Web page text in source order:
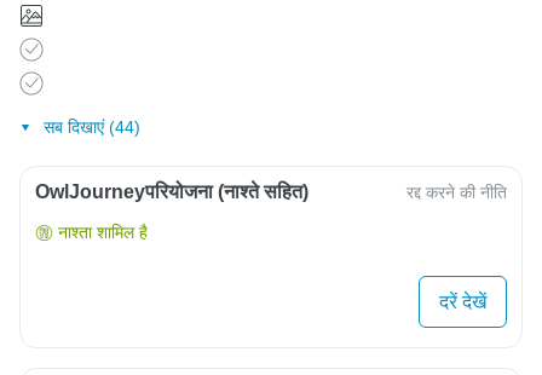
सब दिखाएं (44)
OwlJourneyपरियोजना (नाश्ते सहित) रद्द करने की नीति
नाश्ता शामिल है
दरें देखें